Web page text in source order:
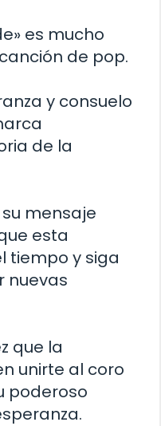
es mucho
de pop.
y consuelo
de la
mensaje
esta
tiempo y siga
nuevas
que la
unirte al coro
poderoso